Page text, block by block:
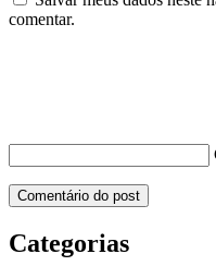
comentar.
Categorias